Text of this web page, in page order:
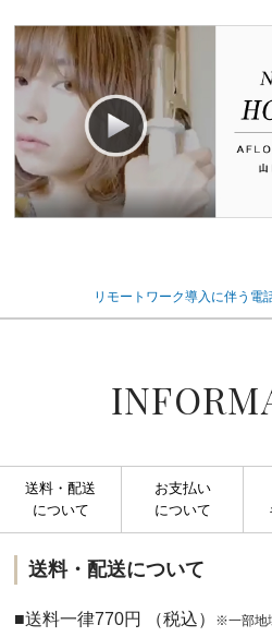
リモートワーク導入に伴う電
送料・配送
について
お支払い
について
送料・配送について
■送料一律770円 （税込）
※一部地